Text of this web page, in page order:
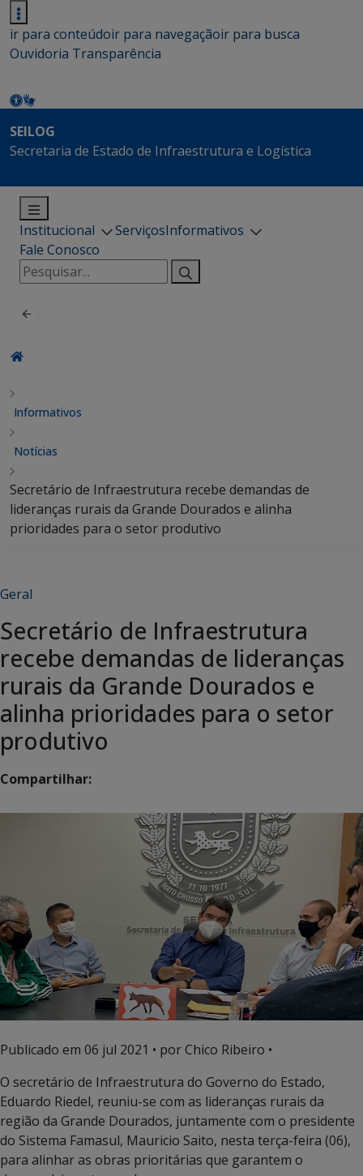
ir para conteúdoir para navegaçãoir para busca
Ouvidoria Transparência
SEILOG
Secretaria de Estado de Infraestrutura e Logística
Institucional ServiçosInformativos
Fale Conosco
Pesquisar
por:
Informativos
Notícias
Secretário de Infraestrutura recebe demandas de
lideranças rurais da Grande Dourados e alinha
prioridades para o setor produtivo
Geral
Secretário de Infraestrutura
recebe demandas de lideranças
rurais da Grande Dourados e
alinha prioridades para o setor
produtivo
Compartilhar:
Publicado em 06 jul 2021 • por Chico Ribeiro •
O secretário de Infraestrutura do Governo do Estado,
Eduardo Riedel, reuniu-se com as lideranças rurais da
região da Grande Dourados, juntamente com o presidente
do Sistema Famasul, Mauricio Saito, nesta terça-feira (06),
para alinhar as obras prioritárias que garantem o